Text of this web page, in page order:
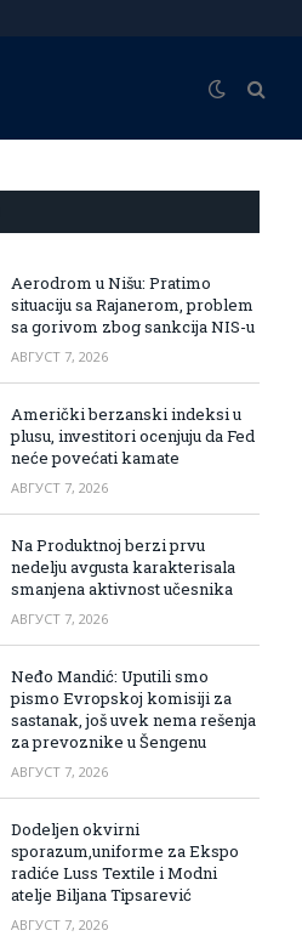
Aerodrom u Nišu: Pratimo
situaciju sa Rajanerom, problem
sa gorivom zbog sankcija NIS-u
АВГУСТ 7, 2026
Američki berzanski indeksi u
plusu, investitori ocenjuju da Fed
neće povećati kamate
АВГУСТ 7, 2026
Na Produktnoj berzi prvu
nedelju avgusta karakterisala
smanjena aktivnost učesnika
АВГУСТ 7, 2026
Neđo Mandić: Uputili smo
pismo Evropskoj komisiji za
sastanak, još uvek nema rešenja
za prevoznike u Šengenu
АВГУСТ 7, 2026
Dodeljen okvirni
sporazum,uniforme za Ekspo
radiće Luss Textile i Modni
atelje Biljana Tipsarević
АВГУСТ 7, 2026